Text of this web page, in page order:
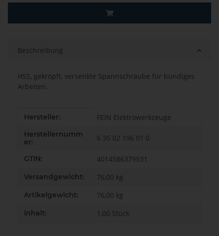
Beschreibung
HSS, gekröpft, versenkte Spannschraube für bündiges
Arbeiten.
Produkteigenschaft
Wert
Hersteller: FEIN Elektrowerkzeuge
Herstellernumm
er:
6 35 02 196 01 0
GTIN: 4014586379531
Versandgewicht: 76,00 kg
Artikelgewicht: 76,00 kg
Inhalt: 1,00 Stück